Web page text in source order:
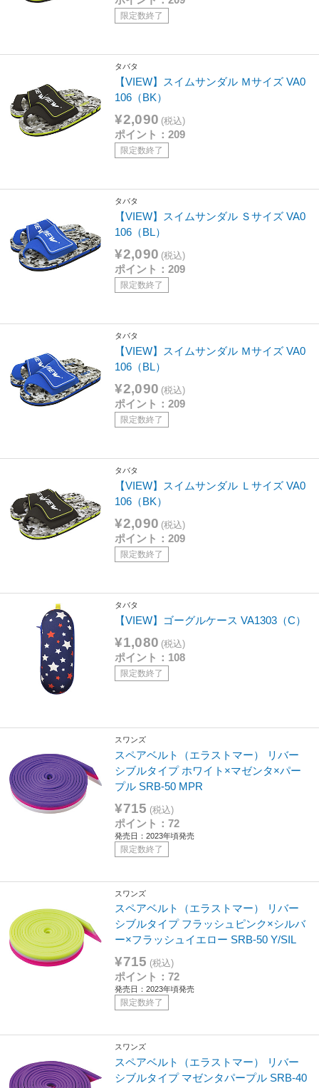
限定数終了
タバタ
【VIEW】スイムサンダル Ｍサイズ VA0
106（BK）
¥2,090 (税込)
ポイント：209
限定数終了
タバタ
【VIEW】スイムサンダル Ｓサイズ VA0
106（BL）
¥2,090 (税込)
ポイント：209
限定数終了
タバタ
【VIEW】スイムサンダル Ｍサイズ VA0
106（BL）
¥2,090 (税込)
ポイント：209
限定数終了
タバタ
【VIEW】スイムサンダル Ｌサイズ VA0
106（BK）
¥2,090 (税込)
ポイント：209
限定数終了
タバタ
【VIEW】ゴーグルケース VA1303（C）
¥1,080 (税込)
ポイント：108
限定数終了
スワンズ
スペアベルト（エラストマー） リバー
シブルタイプ ホワイト×マゼンタ×パー
プル SRB-50 MPR
¥715 (税込)
ポイント：72
発売日：2023年頃発売
限定数終了
スワンズ
スペアベルト（エラストマー） リバー
シブルタイプ フラッシュピンク×シルバ
ー×フラッシュイエロー SRB-50 Y/SIL
¥715 (税込)
ポイント：72
発売日：2023年頃発売
限定数終了
スワンズ
スペアベルト（エラストマー） リバー
シブルタイプ マゼンタパープル SRB-40